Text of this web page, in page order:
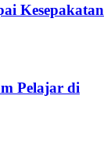
Kesepakatan
Pelajar di